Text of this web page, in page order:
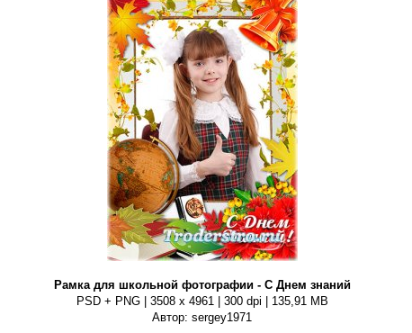
Рамка для школьной фотографии - С Днем знаний
PSD + PNG | 3508 x 4961 | 300 dpi | 135,91 MB
Автор: sergey1971